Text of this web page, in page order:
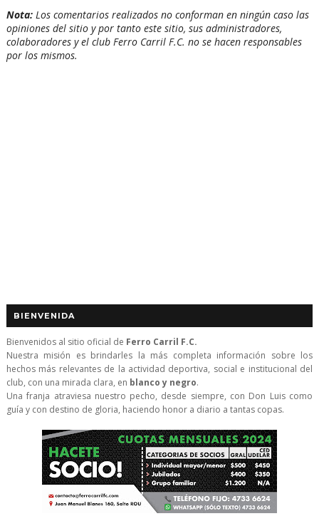
Nota:Los comentarios realizados no conforman en ningún caso las
opiniones del sitio y por tanto este sitio, sus administradores,
colaboradores y el club Ferro Carril F.C. no se hacen responsables
por los mismos.
BIENVENIDA
Bienvenidos al sitio oficial de Ferro Carril F.C.
Nuestra misión es brindarles la más completa información sobre los
hechos más relevantes de la actividad deportiva, social e institucional del
club, con una mirada clara, en blanco y negro.
Una franja atraviesa nuestro pecho, desde siempre, con Don Luis como
guía y con destino de gloria, haciendo honor a diario a tantas copas.